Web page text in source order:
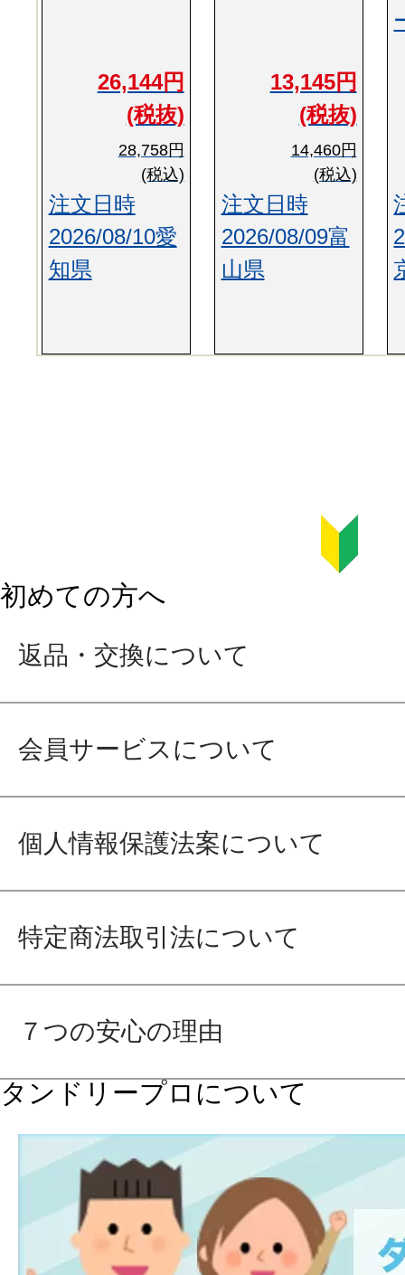
26,144円
(税抜)
28,758円
(税込)
注文日時
2026/08/10愛
知県
13,145円
(税抜)
14,460円
(税込)
注文日時
2026/08/09富
山県
初めての方へ
返品・交換について
会員サービスについて
個人情報保護法案について
特定商法取引法について
７つの安心の理由
タンドリープロについて